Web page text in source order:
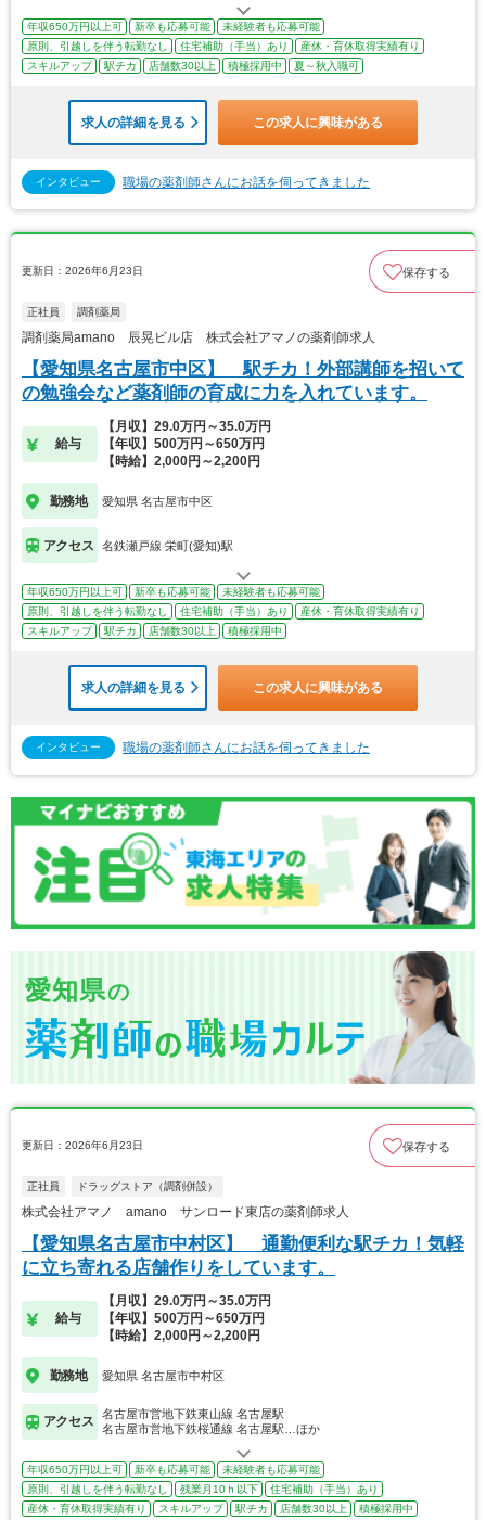
年収650万円以上可 新卒も応募可能
未経験者も応募可能
原則、引越しを伴う転勤なし
住宅補助（手当）あり
産休・育休取得実績有り
スキルアップ
駅チカ 店舗数30以上 積極採用中 夏～秋入職可
求人の詳細を見る この求人に興味がある
インタビュー 職場の薬剤師さんにお話を伺ってきました
更新日：2026年6月23日 保存する
正社員 調剤薬局
調剤薬局amano 辰晃ビル店 株式会社アマノの薬剤師求人
【愛知県名古屋市中区】 駅チカ！外部講師を招いて
の勉強会など薬剤師の育成に力を入れています。
給与
【月収】29.0万円～35.0万円
【年収】500万円～650万円
【時給】2,000円～2,200円
勤務地 愛知県 名古屋市中区
アクセス 名鉄瀬戸線 栄町(愛知)駅
年収650万円以上可 新卒も応募可能
未経験者も応募可能
原則、引越しを伴う転勤なし
住宅補助（手当）あり
産休・育休取得実績有り
スキルアップ
駅チカ 店舗数30以上 積極採用中
求人の詳細を見る この求人に興味がある
インタビュー 職場の薬剤師さんにお話を伺ってきました
愛知県の
更新日：2026年6月23日 保存する
正社員 ドラッグストア（調剤併設）
株式会社アマノ amano サンロード東店の薬剤師求人
【愛知県名古屋市中村区】 通勤便利な駅チカ！気軽
に立ち寄れる店舗作りをしています。
給与
【月収】29.0万円～35.0万円
【年収】500万円～650万円
【時給】2,000円～2,200円
勤務地 愛知県 名古屋市中村区
アクセス
名古屋市営地下鉄東山線 名古屋駅
名古屋市営地下鉄桜通線 名古屋駅…ほか
年収650万円以上可 新卒も応募可能
未経験者も応募可能
原則、引越しを伴う転勤なし
残業月10ｈ以下
住宅補助（手当）あり
産休・育休取得実績有り
スキルアップ 駅チカ 店舗数30以上 積極採用中